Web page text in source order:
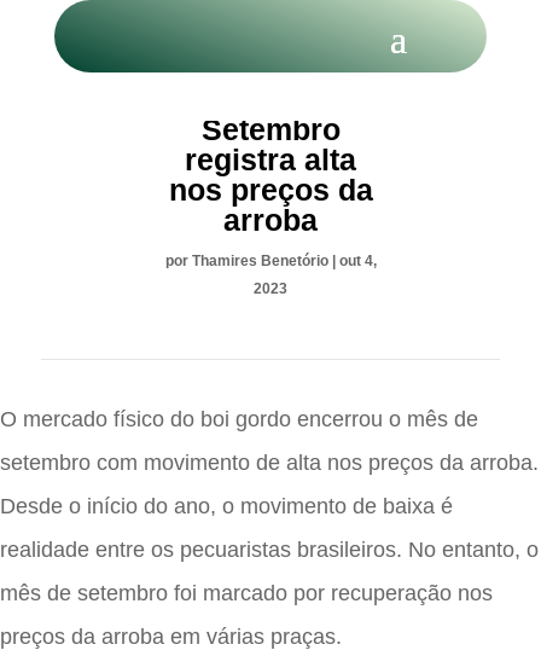
Setembro
registra alta
nos preços da
arroba
por Thamires Benetório| out 4,
2023
O mercado físico do boi gordo encerrou o mês de
setembro com movimento de alta nos preços da arroba.
Desde o início do ano, o movimento de baixa é
realidade entre os pecuaristas brasileiros. No entanto, o
mês de setembro foi marcado por recuperação nos
preços da arroba em várias praças.